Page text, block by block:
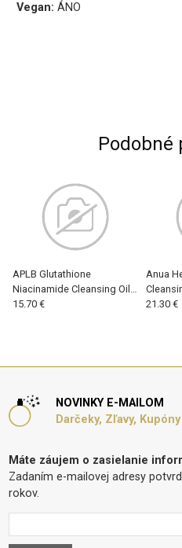
Vegan:ÁNO
Podobné
APLB Glutathione
Niacinamide Cleansing Oil
(U) 105 ml, Čistiaci olej
15.70 €
Anua
Čistiaci
21.30 €
NOVINKY E-MAILOM
Darčeky, Zľavy, Kupóny
Máte záujem o zasielanie
Zadaním e-mailovej adresy
rokov.